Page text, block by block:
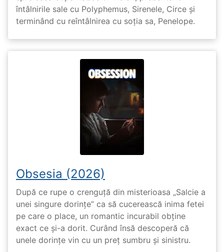
întâlnirile sale cu Polyphemus, Sirenele, Circe și
terminând cu reîntâlnirea cu soția sa, Penelope.
Obsesia (2026)
După ce rupe o crenguță din misterioasa „Salcie a
unei singure dorințe” ca să cucerească inima fetei
pe care o place, un romantic incurabil obține
exact ce și-a dorit. Curând însă descoperă că
unele dorințe vin cu un preț sumbru și sinistru.